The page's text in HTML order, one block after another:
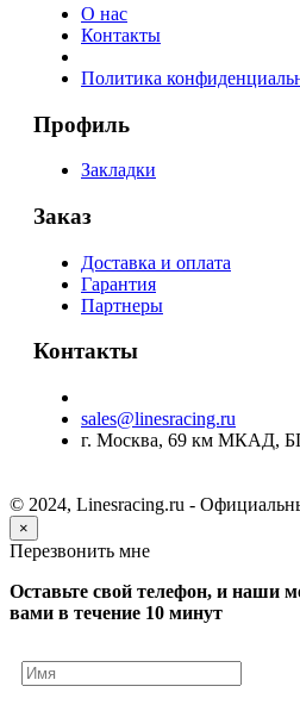
О нас
Контакты
Политика
Профиль
Закладки
Заказ
Доставка и оплата
Гарантия
Партнеры
Контакты
sales@linesracing.ru
г. Москва, 69 км МКАД,
© 2024, Linesracing.ru -
×
Перезвонить мне
Оставьте свой телефон, и наши
вами в течение 10 минут